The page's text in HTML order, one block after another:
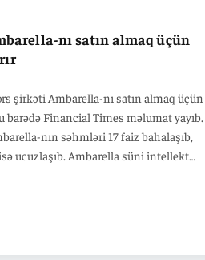
nı satın almaq üçün
şirkəti Ambarella-nı satın almaq üçün
barədə Financial Times məlumat yayıb.
nın səhmləri 17 faiz bahalaşıb,
ucuzlaşıb. Ambarella süni intellekt
dəqiqləşməyib.